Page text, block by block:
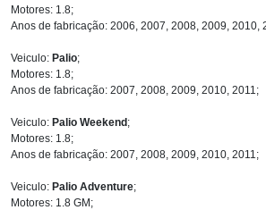
Motores: 1.8;
Anos de fabricação: 2006, 2007, 2008, 2009, 2010,
Veiculo: Palio;
Motores: 1.8;
Anos de fabricação: 2007, 2008, 2009, 2010, 2011;
Veiculo: Palio Weekend;
Motores: 1.8;
Anos de fabricação: 2007, 2008, 2009, 2010, 2011;
Veiculo: Palio Adventure;
Motores: 1.8 GM;